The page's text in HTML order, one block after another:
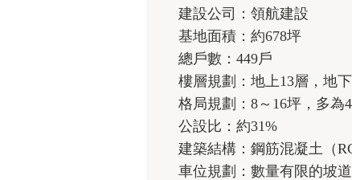
建設公司：領航建設
基地面積：約678坪
總戶數：449戶
樓層規劃：地上13層，地
格局規劃：8～16坪，多為
公設比：約31%
建築結構：鋼筋混凝土（
車位規劃：數量有限的坡